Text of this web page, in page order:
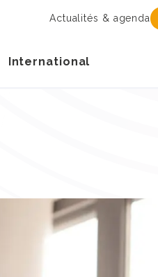
Actualités & agenda
International